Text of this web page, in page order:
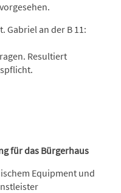
Gabriel an der B 11:
Resultiert
für das Bürgerhaus
Equipment und